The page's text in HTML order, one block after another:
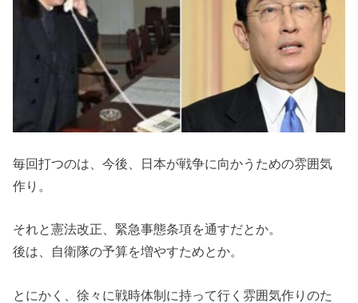
毎回打つのは、今後、日本が戦争に向かうための雰囲気
作り。
それと憲法改正、緊急事態条項を通すだとか。
後は、自衛隊の予算を増やすためとか。
とにかく、徐々に戦時体制に持って行く雰囲気作りのた